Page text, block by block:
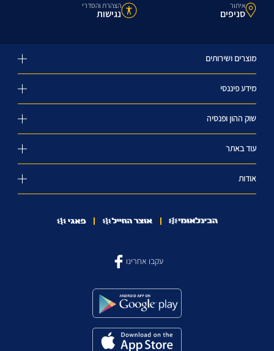
איתור
סניפים
הצהרת והסדרי
נגישות
מוצרים ושירותים
מידע פיננסי
שוק ההון ופנסיה
עוד באתר
אודות
עקבו אחרינו